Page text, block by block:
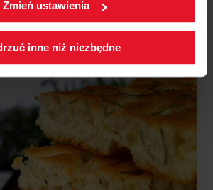
Zmień ustawienia
inne niż niezbędne